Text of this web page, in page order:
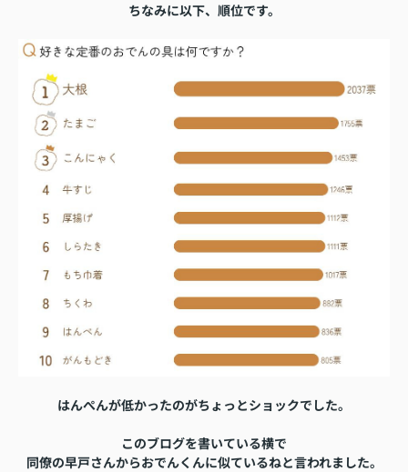
ちなみに以下、順位です。
はんぺんが低かったのがちょっとショックでした。
このブログを書いている横で
同僚の早戸さんからおでんくんに似ているねと言われました。